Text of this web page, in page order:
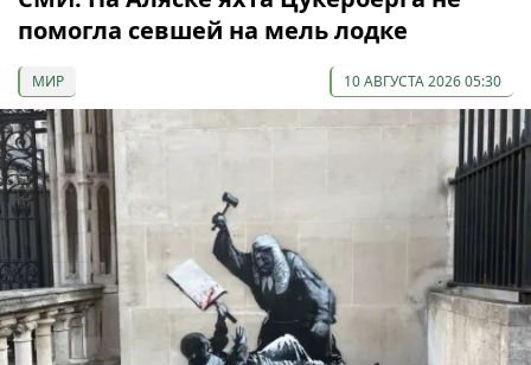
помогла севшей на мель лодке
МИР 10 АВГУСТА 2026 05:30